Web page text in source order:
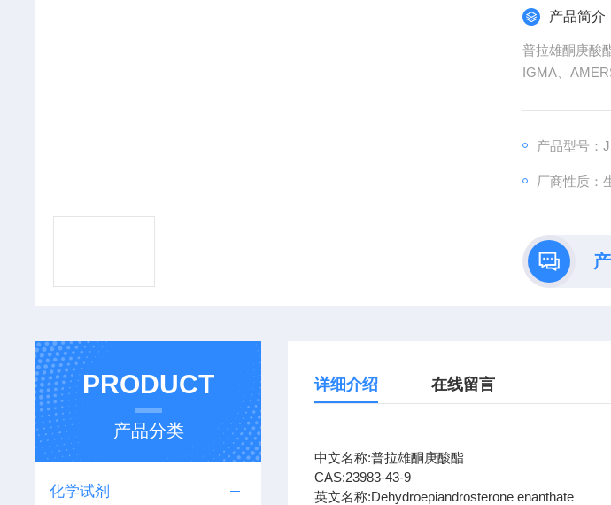
产品简介
普拉雄酮庚酸
IGMA、
产品型号：
厂商性质：
详细介绍 在线留言
中文名称:普拉雄酮庚酸酯
CAS:23983-43-9
英文名称:Dehydroepiandrosterone enanthate
PRODUCT
产品分类
化学试剂